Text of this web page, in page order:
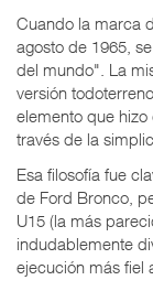
Cuando la marca
agosto de 1965,
del mundo". La
versión
elemento que
través de la
Esa filosofía fue
de Ford Bronco,
U15 (la más
indudablemente
ejecución más fiel